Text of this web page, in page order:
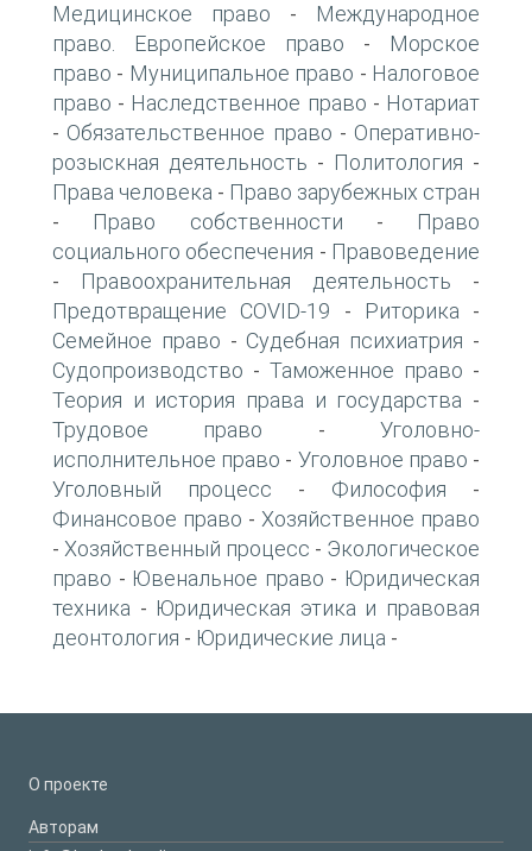
Медицинское право -
Международное
право. Европейское право -
Морское
право - Муниципальное право - Налоговое
право - Наследственное право - Нотариат
- Обязательственное право - Оперативно-
розыскная деятельность - Политология -
Права человека - Право зарубежных стран
- Право собственности -
Право
социального обеспечения - Правоведение
- Правоохранительная деятельность -
Предотвращение COVID-19 - Риторика -
Семейное право - Судебная психиатрия -
Судопроизводство - Таможенное право -
Теория и история права и государства -
Трудовое право -Уголовно-
исполнительное право - Уголовное право -
Уголовный процесс - Философия -
Финансовое право - Хозяйственное право
- Хозяйственный процесс - Экологическое
право - Ювенальное право - Юридическая
техника - Юридическая этика и правовая
деонтология - Юридические лица -
О проекте
Авторам